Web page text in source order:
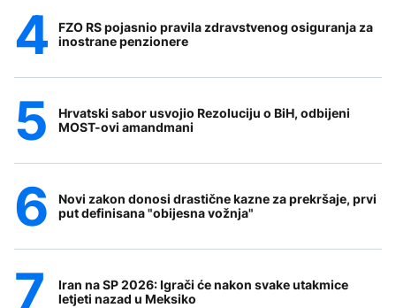
FZO RS pojasnio pravila zdravstvenog osiguranja za
inostrane penzionere
Hrvatski sabor usvojio Rezoluciju o BiH, odbijeni
MOST-ovi amandmani
Novi zakon donosi drastične kazne za prekršaje, prvi
put definisana "obijesna vožnja"
Iran na SP 2026: Igrači će nakon svake utakmice
letjeti nazad u Meksiko